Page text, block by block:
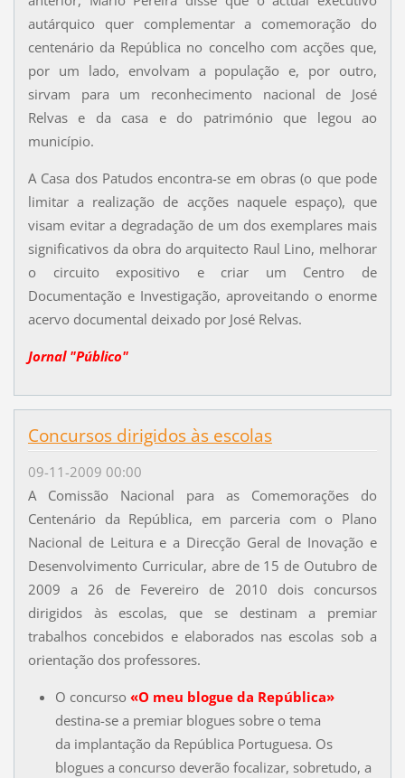
autárquico quer complementar a comemoração do
centenário da República no concelho com acções que,
por um lado, envolvam a população e, por outro,
sirvam para um reconhecimento nacional de José
Relvas e da casa e do património que legou ao
município.
A Casa dos Patudos encontra-se em obras (o que pode
limitar a realização de acções naquele espaço), que
visam evitar a degradação de um dos exemplares mais
significativos da obra do arquitecto Raul Lino, melhorar
o circuito expositivo e criar um Centro de
Documentação e Investigação, aproveitando o enorme
acervo documental deixado por José Relvas.
Jornal "Público"
Concursos dirigidos às escolas
09-11-2009 00:00
A Comissão Nacional para as Comemorações do
Centenário da República, em parceria com o Plano
Nacional de Leitura e a Direcção Geral de Inovação e
Desenvolvimento Curricular, abre de 15 de Outubro de
2009 a 26 de Fevereiro de 2010 dois concursos
dirigidos às escolas, que se destinam a premiar
trabalhos concebidos e elaborados nas escolas sob a
orientação dos professores.
O concurso «O meu blogue da República»
destina-se a premiar blogues sobre o tema
da implantação da República Portuguesa. Os
blogues a concurso deverão focalizar, sobretudo, a